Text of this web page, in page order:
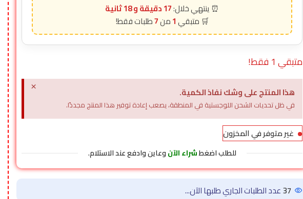
17 دقيقة و 17 ثانية
1
7
متبقي 1 فقط!
هذا المنتج على وشك نفاذ الكمية.
في ظل تحديات الشحن اللوجستية في المنطقة، يصعب إعادة توفير هذا المنتج مجددًا.
×
غير متوفر في المخزون
للطلب اضغطشراء الآنوعاين وادفع عند الاستلام.
37عدد الطلبات الجاري طلبها الآن...